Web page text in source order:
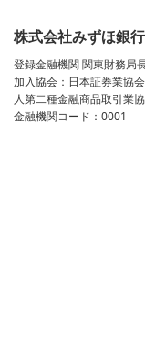
株式会社みずほ銀行
登録金融機関 関東財務局
加入協会：日本証券業協
人第二種金融商品取引業
金融機関コード：0001